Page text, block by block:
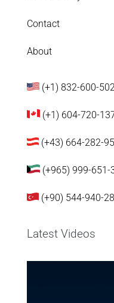
Contact
About
(+1) 832-600-
(+1) 604-720-
(+43) 664-282-
(+965) 999-651-
(+90) 544-940-
Latest Videos